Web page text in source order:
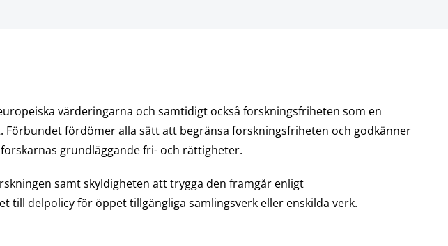
värderingarna och samtidigt också forskningsfriheten som en
fördömer alla sätt att begränsa forskningsfriheten och godkänner
grundläggande fri- och rättigheter.
samt skyldigheten att trygga den framgår enligt
till delpolicy för öppet tillgängliga samlingsverk eller enskilda verk.